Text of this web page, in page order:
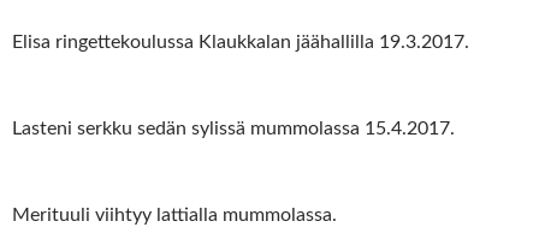
Elisa ringettekoulussa Klaukkalan jäähallilla 19.3.2017.
Lasteni serkku sedän sylissä mummolassa 15.4.2017.
Merituuli viihtyy lattialla mummolassa.